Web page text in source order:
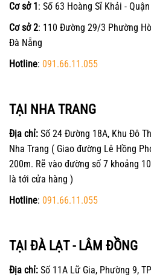
Cơ sở 1 : Số 63 Hoàng Sĩ Khải -
Cơ sở 2: 110 Đường 29/3 Phường
Đà Nẵng
Hotline: 091.66.11.055
TẠI NHA TRANG
Địa chỉ: Số 24 Đường 18A, Khu Đô
Nha Trang ( Giao đường Lê Hồng
200m. Rẽ vào đường số 7 khoảng
là tới cửa hàng )
Hotline: 091.66.11.055
TẠI ĐÀ LẠT - LÂM ĐỒNG
Địa chỉ: Số 11A Lữ Gia, Phường 9,